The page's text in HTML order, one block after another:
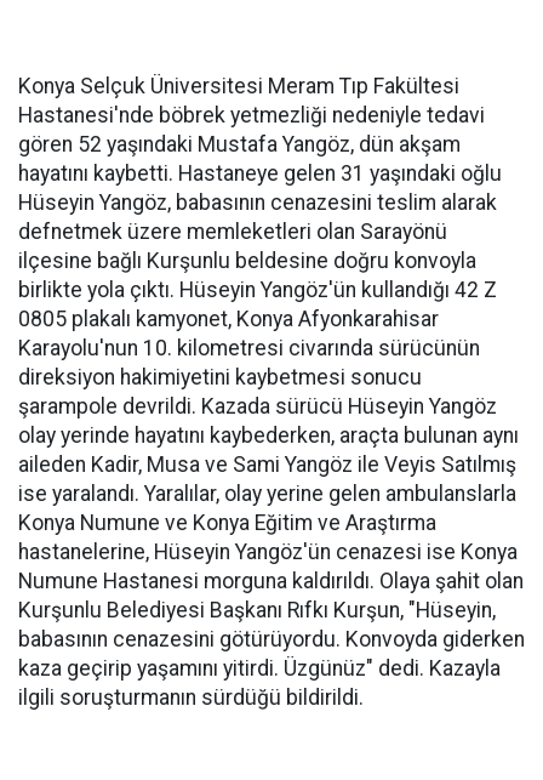
Konya Selçuk Üniversitesi Meram Tıp Fakültesi
Hastanesi'nde böbrek yetmezliği nedeniyle tedavi
gören 52 yaşındaki Mustafa Yangöz, dün akşam
hayatını kaybetti. Hastaneye gelen 31 yaşındaki oğlu
Hüseyin Yangöz, babasının cenazesini teslim alarak
defnetmek üzere memleketleri olan Sarayönü
ilçesine bağlı Kurşunlu beldesine doğru konvoyla
birlikte yola çıktı. Hüseyin Yangöz'ün kullandığı 42 Z
0805 plakalı kamyonet, Konya Afyonkarahisar
Karayolu'nun 10. kilometresi civarında sürücünün
direksiyon hakimiyetini kaybetmesi sonucu
şarampole devrildi. Kazada sürücü Hüseyin Yangöz
olay yerinde hayatını kaybederken, araçta bulunan aynı
aileden Kadir, Musa ve Sami Yangöz ile Veyis Satılmış
ise yaralandı. Yaralılar, olay yerine gelen ambulanslarla
Konya Numune ve Konya Eğitim ve Araştırma
hastanelerine, Hüseyin Yangöz'ün cenazesi ise Konya
Numune Hastanesi morguna kaldırıldı. Olaya şahit olan
Kurşunlu Belediyesi Başkanı Rıfkı Kurşun, "Hüseyin,
babasının cenazesini götürüyordu. Konvoyda giderken
kaza geçirip yaşamını yitirdi. Üzgünüz" dedi. Kazayla
ilgili soruşturmanın sürdüğü bildirildi.